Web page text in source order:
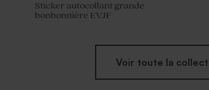
Sticker autocollant grande
bonbonnière EVJF
Voir toute la